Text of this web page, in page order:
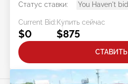
Статус ставки:
You Haven't bid
Current Bid:
$0
Купить сейчас
$875
СТАВИТЬ